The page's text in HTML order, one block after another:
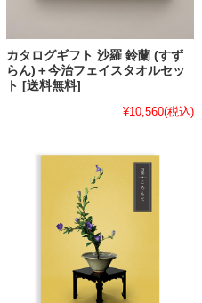
カタログギフト 沙羅 鈴蘭 (すず
らん)＋今治フェイスタオルセッ
ト [送料無料]
¥10,560(税込)